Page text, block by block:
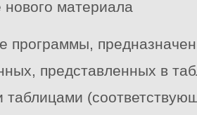
материала
программы,
представленных в
таблицами